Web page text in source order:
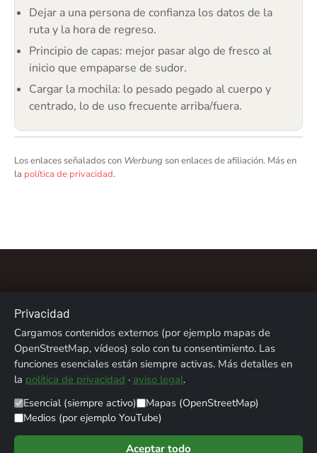
Dejar a una persona de confianza los datos de la
ruta y la hora de regreso.
Principio de capas: mejor pasar algo de fresco al
inicio que empaparse de sudor.
Cargar la mochila: lo pesado pegado al cuerpo y
centrado, lo de uso frecuente arriba/fuera.
Los enlaces señalados con Werbung son enlaces de afiliación. Más en
la política de privacidad.
Sobre nosotros Contacto
Aviso legal
Privacidad
Créditos fotográficos
© 2026 ALPENTREFF · POWERED BYMIKO24 - IT SERVICE
Privacidad
Cargamos contenidos externos (por ejemplo mapas de
OpenStreetMap, vídeos) solo con tu consentimiento. Las
funciones esenciales están siempre activas. Más detalles en
la política de privacidad · aviso legal.
Esencial (siempre activo)
Mapas (OpenStreetMap)
Medios (por ejemplo YouTube)
Aceptar todo